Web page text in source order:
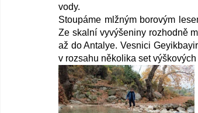
vody.
Stoupáme mlžným borovým
Ze skalní vyvýšeniny rozhodně
až do Antalye. Vesnici
v rozsahu několika set výškových